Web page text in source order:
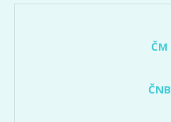
ČM
ČNB